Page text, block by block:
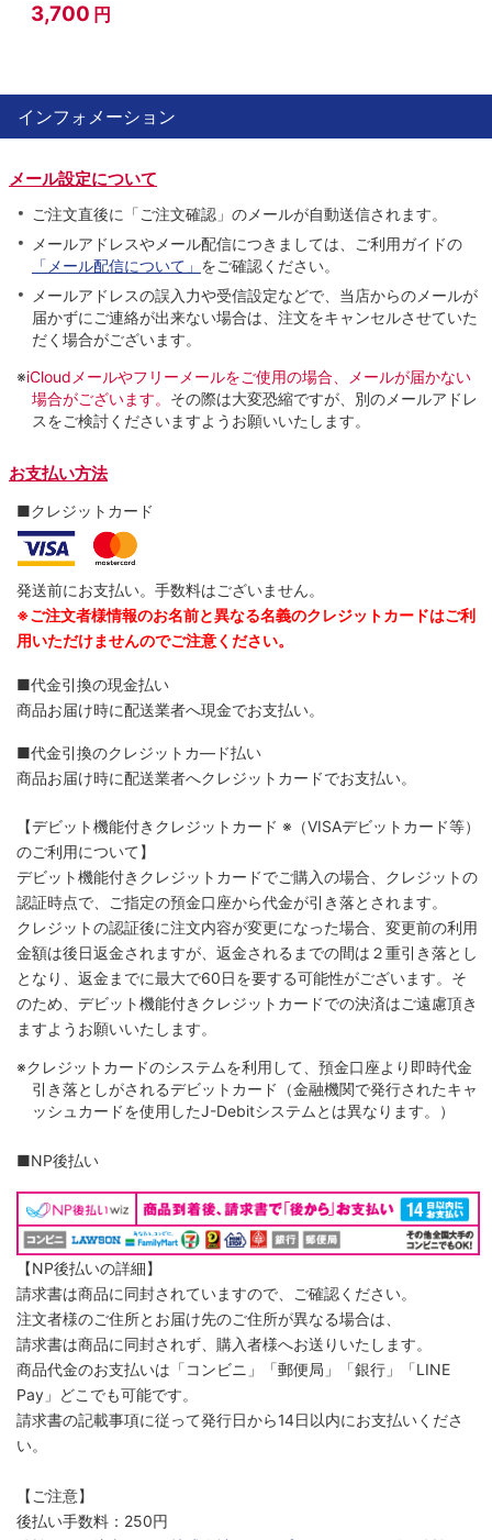
3,700 円
インフォメーション
メール設定について
ご注文直後に「ご注文確認」のメールが自動送信されます。
メールアドレスやメール配信につきましては、ご利用ガイドの
「メール配信について」 をご確認ください。
メールアドレスの誤入力や受信設定などで、当店からのメールが
届かずにご連絡が出来ない場合は、注文をキャンセルさせていた
だく場合がございます。
※iCloudメールやフリーメールをご使用の場合、メールが届かない
場合がございます。 その際は大変恐縮ですが、別のメールアドレ
スをご検討くださいますようお願いいたします。
お支払い方法
■クレジットカード
発送前にお支払い。手数料はございません。
※ご注文者様情報のお名前と異なる名義のクレジットカードはご利
用いただけませんのでご注意ください。
■代金引換の現金払い
商品お届け時に配送業者へ現金でお支払い。
■代金引換のクレジットカ―ド払い
商品お届け時に配送業者へクレジットカードでお支払い。
【デビット機能付きクレジットカード ※（VISAデビットカード等）
のご利用について】
デビット機能付きクレジットカードでご購入の場合、クレジットの
認証時点で、ご指定の預金口座から代金が引き落とされます。
クレジットの認証後に注文内容が変更になった場合、変更前の利用
金額は後日返金されますが、返金されるまでの間は２重引き落とし
となり、返金までに最大で60日を要する可能性がございます。そ
のため、デビット機能付きクレジットカードでの決済はご遠慮頂き
ますようお願いいたします。
※クレジットカードのシステムを利用して、預金口座より即時代金
引き落としがされるデビットカード（金融機関で発行されたキャ
ッシュカードを使用したJ-Debitシステムとは異なります。）
■NP後払い
【NP後払いの詳細】
請求書は商品に同封されていますので、ご確認ください。
注文者様のご住所とお届け先のご住所が異なる場合は、
請求書は商品に同封されず、購入者様へお送りいたします。
商品代金のお支払いは「コンビニ」「郵便局」「銀行」「LINE
Pay」どこでも可能です。
請求書の記載事項に従って発行日から14日以内にお支払いくださ
い。
【ご注意】
後払い手数料：250円